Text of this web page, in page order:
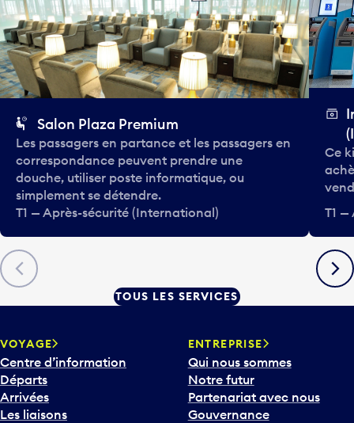
Précédent
Salon Plaza Premium
Les passagers en partance et les passagers en
correspondance peuvent prendre une
douche, utiliser poste informatique, ou
simplement se détendre.
T1 — Après-sécurité (International)
Ce
T1
TOUS LES SERVICES
VOYAGE
Centre d’information
Départs
Arrivées
Les liaisons
ENTREPRISE
Qui nous sommes
Notre futur
Partenariat avec nous
Gouvernance